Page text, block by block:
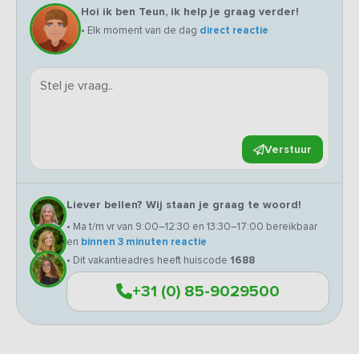
Hoi ik ben Teun, ik help je graag verder!
• Elk moment van de dag direct reactie
Verstuur
Liever bellen? Wij staan je graag te woord!
• Ma t/m vr van 9:00–12:30 en 13:30–17:00 bereikbaar
en binnen 3 minuten reactie
• Dit vakantieadres heeft huiscode 1688
+31 (0) 85-9029500